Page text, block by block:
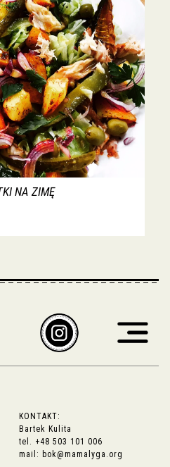
NA ZIMĘ
KONTAKT:
Bartek Kulita
tel. +48 503 101 006
mail: bok@mamalyga.org